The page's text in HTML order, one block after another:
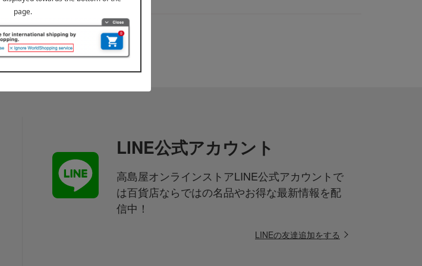
LINE公式アカウント
高島屋オンラインストアLINE公式アカウントで
は百貨店ならではの名品やお得な最新情報を配
信中！
LINEの友達追加をする